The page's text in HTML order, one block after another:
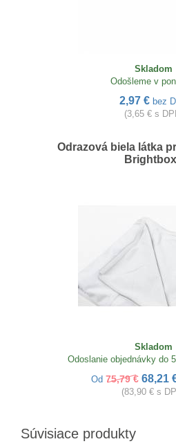
Skladom
Odošleme v
2,97 € bez
(3,65 € s
Odrazová biela látka
Skladom
Odoslanie objednávky do
Od 75,79 €68,21
(83,90 € s
Súvisiace produkty